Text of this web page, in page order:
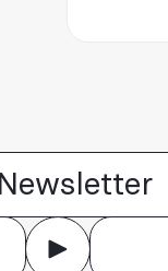
Newsletter